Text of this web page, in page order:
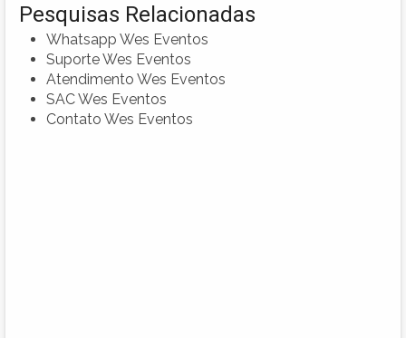
Pesquisas Relacionadas
Whatsapp Wes Eventos
Suporte Wes Eventos
Atendimento Wes Eventos
SAC Wes Eventos
Contato Wes Eventos